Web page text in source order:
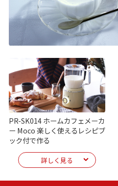
PR-SK014 ホームカフェメーカ
ー Moco 楽しく使えるレシピブ
ック付で作る
詳しく見る